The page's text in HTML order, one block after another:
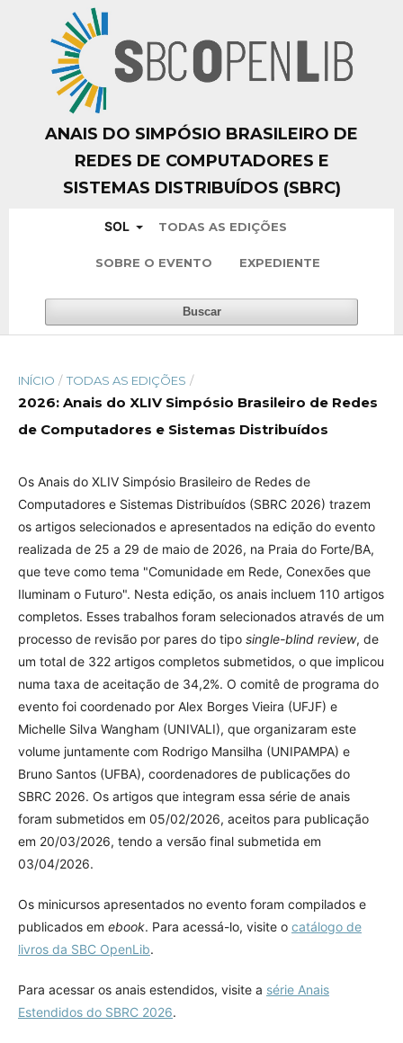
ANAIS DO SIMPÓSIO BRASILEIRO DE
REDES DE COMPUTADORES E
SISTEMAS DISTRIBUÍDOS (SBRC)
SOL TODAS AS EDIÇÕES
SOBRE O EVENTO EXPEDIENTE
Buscar
INÍCIO / TODAS AS EDIÇÕES /
2026: Anais do XLIV Simpósio Brasileiro de Redes
de Computadores e Sistemas Distribuídos
Os Anais do XLIV Simpósio Brasileiro de Redes de
Computadores e Sistemas Distribuídos (SBRC 2026) trazem
os artigos selecionados e apresentados na edição do evento
realizada de 25 a 29 de maio de 2026, na Praia do Forte/BA,
que teve como tema "Comunidade em Rede, Conexões que
Iluminam o Futuro". Nesta edição, os anais incluem 110 artigos
completos. Esses trabalhos foram selecionados através de um
processo de revisão por pares do tipo single-blind review, de
um total de 322 artigos completos submetidos, o que implicou
numa taxa de aceitação de 34,2%. O comitê de programa do
evento foi coordenado por Alex Borges Vieira (UFJF) e
Michelle Silva Wangham (UNIVALI), que organizaram este
volume juntamente com Rodrigo Mansilha (UNIPAMPA) e
Bruno Santos (UFBA), coordenadores de publicações do
SBRC 2026. Os artigos que integram essa série de anais
foram submetidos em 05/02/2026, aceitos para publicação
em 20/03/2026, tendo a versão final submetida em
03/04/2026.
Os minicursos apresentados no evento foram compilados e
publicados em ebook. Para acessá-lo, visite o catálogo de
livros da SBC OpenLib.
Para acessar os anais estendidos, visite a série Anais
Estendidos do SBRC 2026.